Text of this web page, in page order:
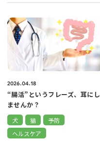
2026.04.18
“腸活”というフレーズ、耳にし
ませんか？
犬 猫
予防
ヘルスケア